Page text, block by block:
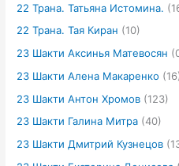
22 Трана. Татьяна Истомина.
22 Трана. Тая Киран (10)
23 Шакти Аксинья Матевосян
23 Шакти Алена Макаренко
23 Шакти Антон Хромов (123)
23 Шакти Галина Митра (40)
23 Шакти Дмитрий Кузнецов